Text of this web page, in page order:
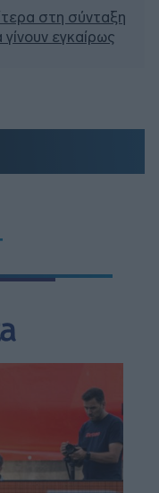
στη σύνταξη
εγκαίρως